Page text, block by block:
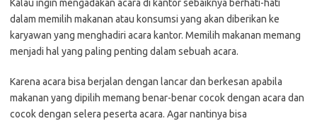
Kalau ingin mengadakan acara di kantor sebaiknya berhati-hati
dalam memilih makanan atau konsumsi yang akan diberikan ke
karyawan yang menghadiri acara kantor. Memilih makanan memang
menjadi hal yang paling penting dalam sebuah acara.
Karena acara bisa berjalan dengan lancar dan berkesan apabila
makanan yang dipilih memang benar-benar cocok dengan acara dan
cocok dengan selera peserta acara. Agar nantinya bisa